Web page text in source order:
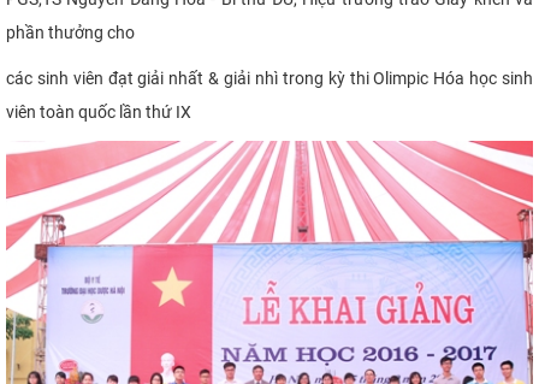
phần thưởng cho
các sinh viên đạt giải nhất & giải nhì trong kỳ thi Olimpic Hóa học sinh
viên toàn quốc lần thứ IX